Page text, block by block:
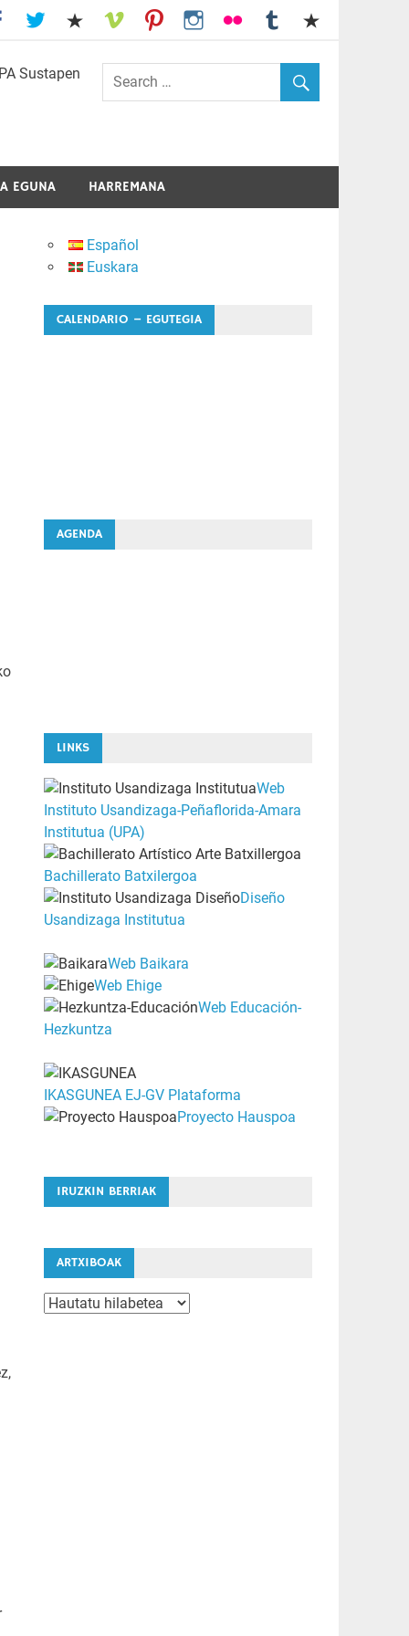
EGUNA HARREMANA
Español
Euskara
CALENDARIO – EGUTEGIA
AGENDA
LINKS
Web
Instituto Usandizaga-Peñaflorida-Amara
Institutua (UPA)
Bachillerato Batxilergoa
Diseño
Usandizaga Institutua
Web Baikara
Web Ehige
Web Educación-
Hezkuntza
IKASGUNEA EJ-GV Plataforma
Proyecto Hauspoa
IRUZKIN BERRIAK
ARTXIBOAK
Artxiboak